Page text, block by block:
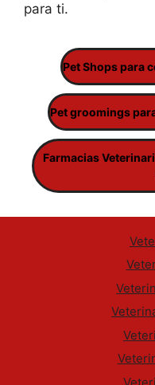
para ti.
Pet Shops para
Pet groomings
Farmacias